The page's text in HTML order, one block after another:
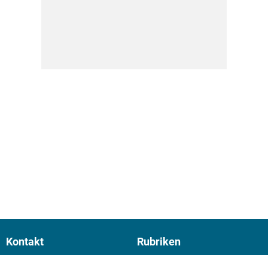
Kontakt Rubriken